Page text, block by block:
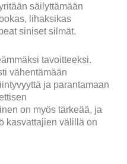
säilyttämään
lihaksikas
siniset silmät.
tavoitteeksi.
vähentämään
ja parantamaan
on myös tärkeää, ja
kasvattajien välillä on